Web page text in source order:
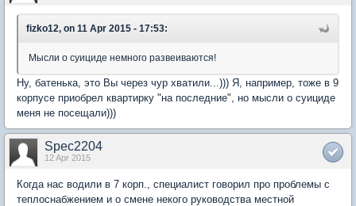
fizko12, on 11 Apr 2015 - 17:53:
Мысли о суициде немного развеиваются!
Ну, батенька, это Вы через чур хватили...))) Я, например, тоже в 9
корпусе приобрел квартирку "на последние", но мысли о суициде
меня не посещали)))
Spec2204
12 Apr 2015
Когда нас водили в 7 корп., специалист говорил про проблемы с
теплоснабжением и о смене некого руководства местной